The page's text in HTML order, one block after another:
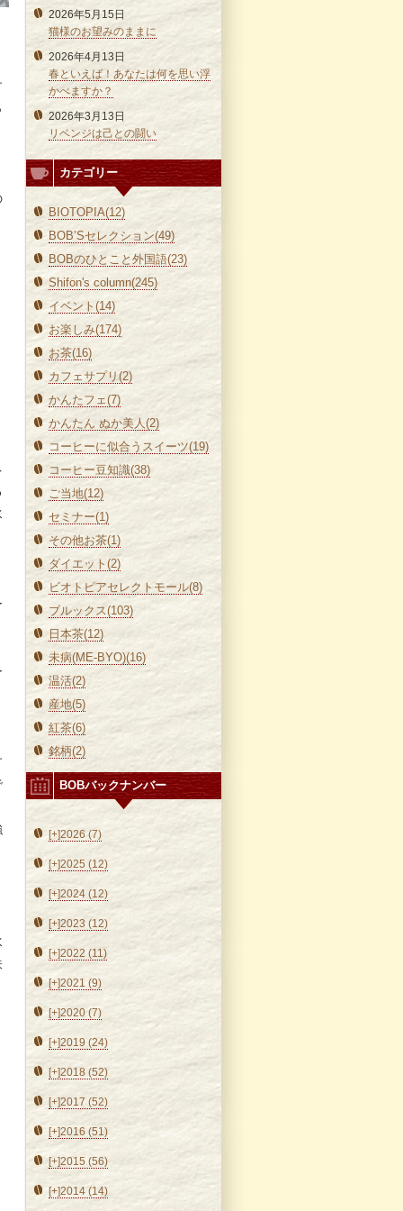
2026年5月15日
猫様のお望みのままに
2026年4月13日
春といえば！あなたは何を思い浮
かべますか？
2026年3月13日
リベンジは己との闘い
カテゴリー
BIOTOPIA(12)
BOB’Sセレクション(49)
BOBのひとこと外国語(23)
Shifon's column(245)
イベント(14)
お楽しみ(174)
お茶(16)
カフェサプリ(2)
かんたフェ(7)
かんたん ぬか美人(2)
コーヒーに似合うスイーツ(19)
コーヒー豆知識(38)
ご当地(12)
セミナー(1)
その他お茶(1)
ダイエット(2)
ビオトピアセレクトモール(8)
ブルックス(103)
日本茶(12)
未病(ME-BYO)(16)
温活(2)
産地(5)
紅茶(6)
銘柄(2)
BOBバックナンバー
[+]2026 (7)
[+]2025 (12)
[+]2024 (12)
[+]2023 (12)
[+]2022 (11)
[+]2021 (9)
[+]2020 (7)
[+]2019 (24)
[+]2018 (52)
[+]2017 (52)
[+]2016 (51)
[+]2015 (56)
[+]2014 (14)